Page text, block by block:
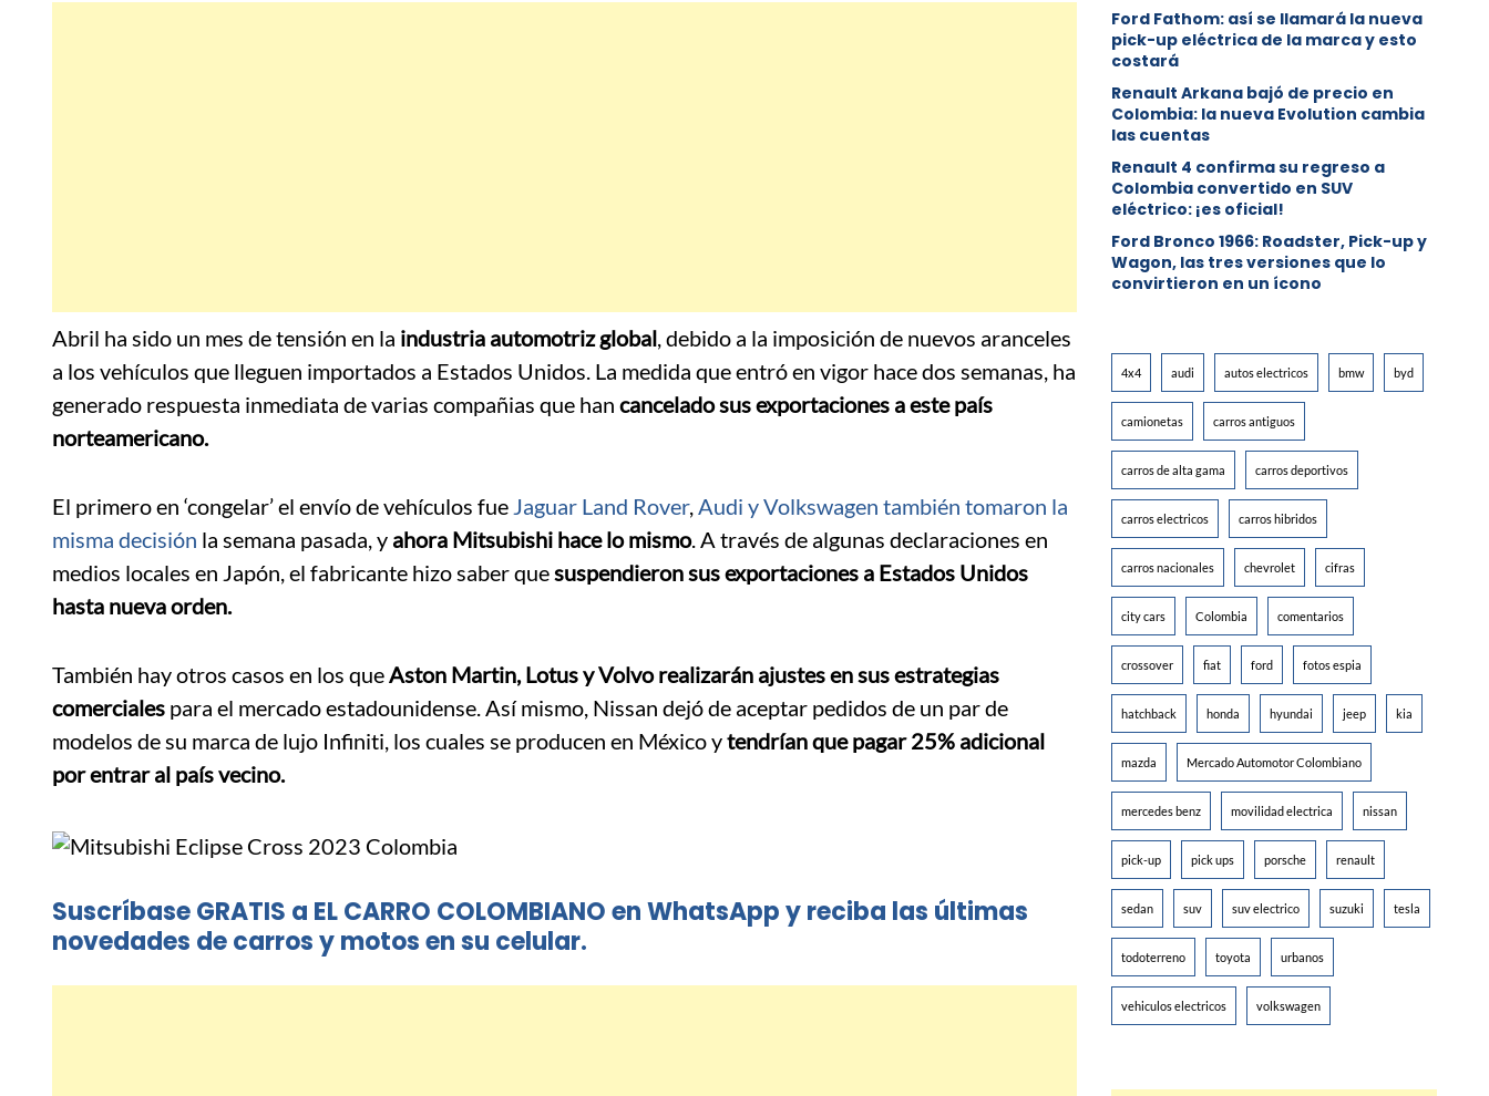
Abril ha sido un mes de tensión en la industria automotriz global, debido a la imposición de nuevos aranceles
a los vehículos que lleguen importados a Estados Unidos. La medida que entró en vigor hace dos semanas, ha
generado respuesta inmediata de varias compañias que han cancelado sus exportaciones a este país
norteamericano.
El primero en ‘congelar’ el envío de vehículos fue Jaguar Land Rover,Audi y Volkswagen también tomaron la
misma decisión la semana pasada, y ahora Mitsubishi hace lo mismo. A través de algunas declaraciones en
medios locales en Japón, el fabricante hizo saber quesuspendieron sus exportaciones a Estados Unidos
hasta nueva orden.
También hay otros casos en los queAston Martin, Lotus y Volvo realizarán ajustes en sus estrategias
comerciales para el mercado estadounidense. Así mismo, Nissan dejó de aceptar pedidos de un par de
modelos de su marca de lujo Infiniti, los cuales se producen en México ytendrían que pagar 25% adicional
por entrar al país vecino.
Suscríbase GRATIS a EL CARRO COLOMBIANO en WhatsApp y reciba las últimas
novedades de carros y motos en su celular.
Ford Fathom: así se llamará la nueva
pick-up eléctrica de la marca y esto
costará
Renault Arkana bajó de precio en
Colombia: la nueva Evolution cambia
las cuentas
Renault 4 confirma su regreso a
Colombia convertido en SUV
eléctrico: ¡es oficial!
Ford Bronco 1966: Roadster, Pick-up y
Wagon, las tres versiones que lo
convirtieron en un ícono
4x4 audi autos electricos bmw byd
camionetas carros antiguos
carros de alta gama carros deportivos
carros electricos carros hibridos
carros nacionales chevrolet cifras
city cars Colombia comentarios
crossover fiat ford fotos espia
hatchback honda hyundai jeep kia
mazda Mercado Automotor Colombiano
mercedes benz movilidad electrica nissan
pick-up pick ups porsche renault
sedan suv suv electrico suzuki tesla
todoterreno toyota urbanos
vehiculos electricos volkswagen